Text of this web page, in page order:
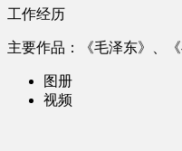
工作经历
主要作品：《毛泽东》、
图册
视频